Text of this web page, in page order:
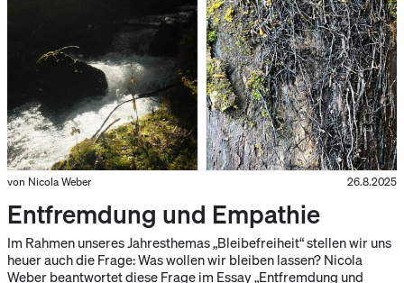
von Nicola Weber 26.8.2025
Entfremdung und Empathie
Im Rahmen unseres Jahresthemas „Bleibefreiheit“ stellen wir uns
heuer auch die Frage: Was wollen wir bleiben lassen? Nicola
Weber beantwortet diese Frage im Essay „Entfremdung und